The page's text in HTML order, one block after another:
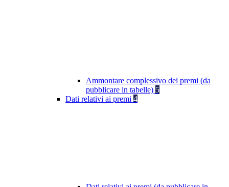
Ammontare complessivo dei premi (da
pubblicare in tabelle) 5
Dati relativi ai premi 4